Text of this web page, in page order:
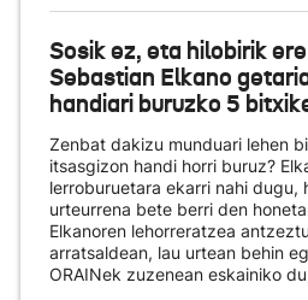
Sosik ez, eta hilobirik
Sebastian Elkano
handiari buruzko 5
Zenbat dakizu munduari lehen
itsasgizon handi horri buruz?
lerroburuetara ekarri nahi dugu,
urteurrena bete berri den
Elkanoren lehorreratzea
arratsaldean, lau urtean behin
ORAINek zuzenean eskainiko du